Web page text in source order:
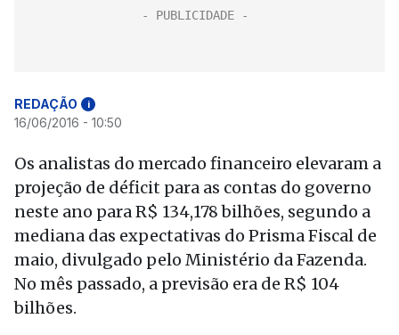
REDAÇÃO i
16/06/2016 - 10:50
Os analistas do mercado financeiro elevaram a
projeção de déficit para as contas do governo
neste ano para R$ 134,178 bilhões, segundo a
mediana das expectativas do Prisma Fiscal de
maio, divulgado pelo Ministério da Fazenda.
No mês passado, a previsão era de R$ 104
bilhões.